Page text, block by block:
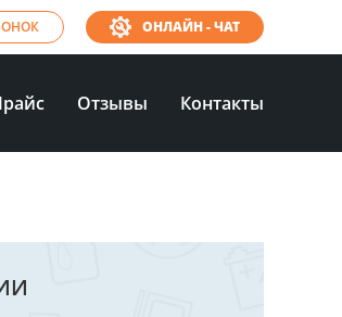
ОНЛАЙН - ЧАТ
Отзывы Контакты